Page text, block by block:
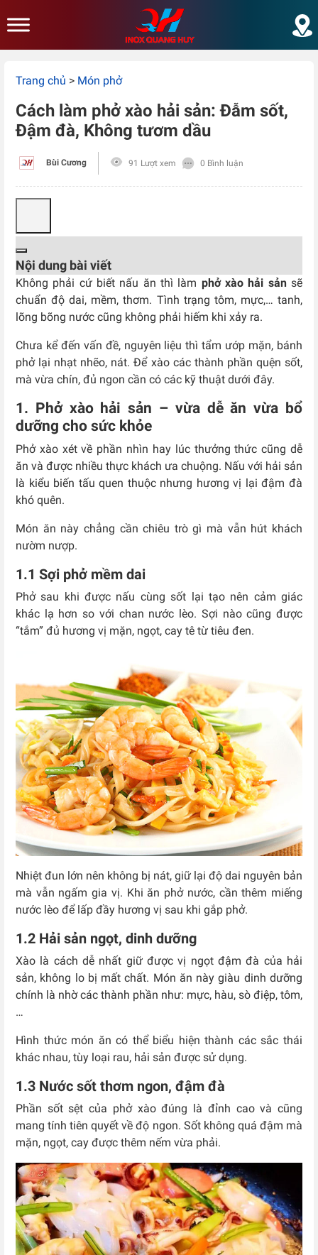
Trang chủ > Món phở
Cách làm phở xào hải sản: Đẫm sốt,
Đậm đà, Không tươm dầu
Bùi Cương 91 Lượt xem 0 Bình luận
Nội dung bài viết
Không phải cứ biết nấu ăn thì làm phở xào hải sảnsẽ
chuẩn độ dai, mềm, thơm. Tình trạng tôm, mực,… tanh,
lõng bõng nước cũng không phải hiếm khi xảy ra.
Chưa kể đến vấn đề, nguyên liệu thì tẩm ướp mặn, bánh
phở lại nhạt nhẽo, nát. Để xào các thành phần quện sốt,
mà vừa chín, đủ ngon cần có các kỹ thuật dưới đây.
1. Phở xào hải sản – vừa dễ ăn vừa bổ
dưỡng cho sức khỏe
Phở xào xét về phần nhìn hay lúc thưởng thức cũng dễ
ăn và được nhiều thực khách ưa chuộng. Nấu với hải sản
là kiểu biến tấu quen thuộc nhưng hương vị lại đậm đà
khó quên.
Món ăn này chẳng cần chiêu trò gì mà vẫn hút khách
nườm nượp.
1.1 Sợi phở mềm dai
Phở sau khi được nấu cùng sốt lại tạo nên cảm giác
khác lạ hơn so với chan nước lèo. Sợi nào cũng được
“tắm” đủ hương vị mặn, ngọt, cay tê từ tiêu đen.
Nhiệt đun lớn nên không bị nát, giữ lại độ dai nguyên bản
mà vẫn ngấm gia vị. Khi ăn phở nước, cần thêm miếng
nước lèo để lấp đầy hương vị sau khi gắp phở.
1.2 Hải sản ngọt, dinh dưỡng
Xào là cách dễ nhất giữ được vị ngọt đậm đà của hải
sản, không lo bị mất chất. Món ăn này giàu dinh dưỡng
chính là nhờ các thành phần như: mực, hàu, sò điệp, tôm,
…
Hình thức món ăn có thể biểu hiện thành các sắc thái
khác nhau, tùy loại rau, hải sản được sử dụng.
1.3 Nước sốt thơm ngon, đậm đà
Phần sốt sệt của phở xào đúng là đỉnh cao và cũng
mang tính tiên quyết về độ ngon. Sốt không quá đậm mà
mặn, ngọt, cay được thêm nếm vừa phải.